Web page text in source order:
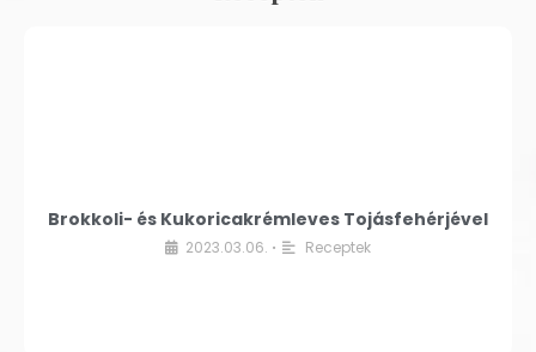
Brokkoli- és Kukoricakrémleves Tojásfehérjével
2023.03.06. • Receptek